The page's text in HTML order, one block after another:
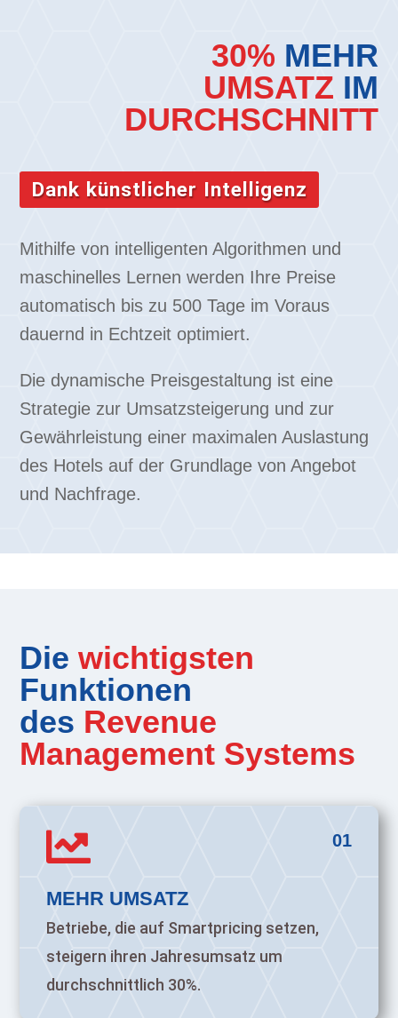
30% MEHR
UMSATZ IM
DURCHSCHNITT
Dank künstlicher Intelligenz
Mithilfe von intelligenten Algorithmen und
maschinelles Lernen werden Ihre Preise
automatisch bis zu 500 Tage im Voraus
dauernd in Echtzeit optimiert.
Die dynamische Preisgestaltung ist eine
Strategie zur Umsatzsteigerung und zur
Gewährleistung einer maximalen Auslastung
des Hotels auf der Grundlage von Angebot
und Nachfrage.
Diewichtigsten
Funktionen
des Revenue
Management Systems
01

MEHR UMSATZ
Betriebe, die auf Smartpricing setzen,
steigern ihren Jahresumsatz um
durchschnittlich 30%.